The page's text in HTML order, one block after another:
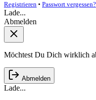
Registrieren • Passwort vergessen?
Lade...
Abmelden
Möchtest Du Dich wirklich
Abmelden
Lade...